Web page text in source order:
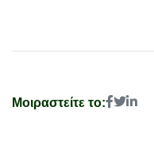
Μοιραστείτε το: